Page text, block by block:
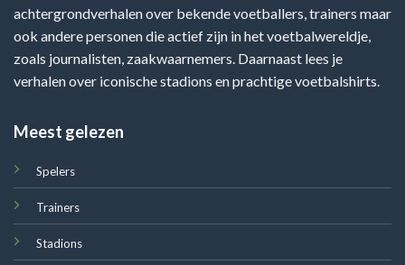
achtergrondverhalen over bekende voetballers, trainers maar
ook andere personen die actief zijn in het voetbalwereldje,
zoals journalisten, zaakwaarnemers. Daarnaast lees je
verhalen over iconische stadions en prachtige voetbalshirts.
Meest gelezen
Spelers
Trainers
Stadions